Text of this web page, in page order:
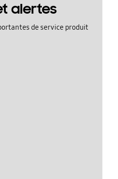
alertes
de service produit